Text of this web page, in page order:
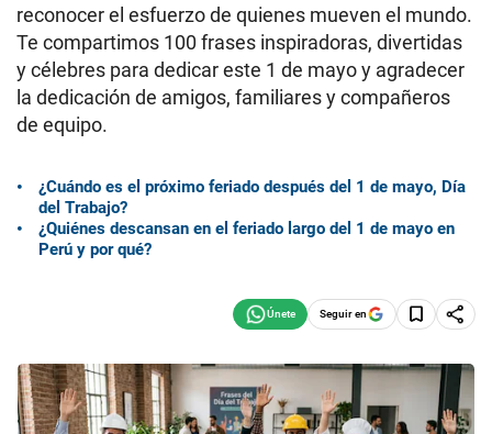
reconocer el esfuerzo de quienes mueven el mundo.
Te compartimos 100 frases inspiradoras, divertidas
y célebres para dedicar este 1 de mayo y agradecer
la dedicación de amigos, familiares y compañeros
de equipo.
¿Cuándo es el próximo feriado después del 1 de mayo, Día
del Trabajo?
¿Quiénes descansan en el feriado largo del 1 de mayo en
Perú y por qué?
Seguir en